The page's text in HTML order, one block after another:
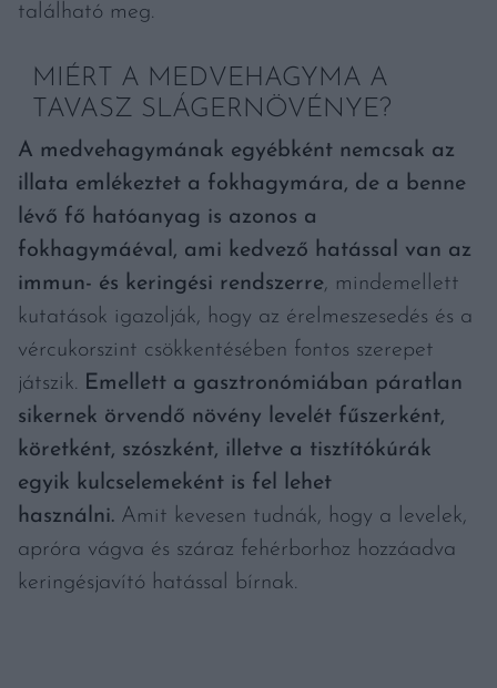
található meg.
MIÉRT A MEDVEHAGYMA A
TAVASZ SLÁGERNÖVÉNYE?
A medvehagymának egyébként nemcsak az
illata emlékeztet a fokhagymára, de a benne
lévő fő hatóanyag is azonos a
fokhagymáéval, ami kedvező hatással van az
immun- és keringési rendszerre, mindemellett
kutatások igazolják, hogy az érelmeszesedés és a
vércukorszint csökkentésében fontos szerepet
játszik. Emellett a gasztronómiában páratlan
sikernek örvendő növény levelét fűszerként,
köretként, szószként, illetve a tisztítókúrák
egyik kulcselemeként is fel lehet
használni. Amit kevesen tudnák, hogy a levelek,
apróra vágva és száraz fehérborhoz hozzáadva
keringésjavító hatással bírnak.